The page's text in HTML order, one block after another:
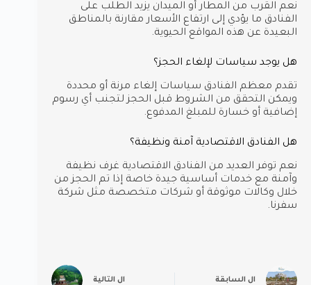
نعم القرب من المطار أو الميدان يزيد الطلب على
الفنادق ما يؤدي إلى ارتفاع الأسعار مقارنة بالمناطق
البعيدة عن هذه المواقع الحيوية.
هل يوجد سياسات لإلغاء الحجز؟
تقدم معظم الفنادق سياسات إلغاء مرنة أو محددة
ويمكن التحقق من الشروط قبل الحجز لتجنب أي رسوم
إضافية أو خسارة للمبلغ المدفوع.
هل الفنادق الاقتصادية آمنة ونظيفة؟
نعم توفر العديد من الفنادق الاقتصادية غرف نظيفة
وآمنة مع خدمات أساسية جيدة خاصة إذا تم الحجز من
خلال وكالات موثوقة أو شركات متخصصة مثل شركة
سفرنا.
ال السابقة ال التالية